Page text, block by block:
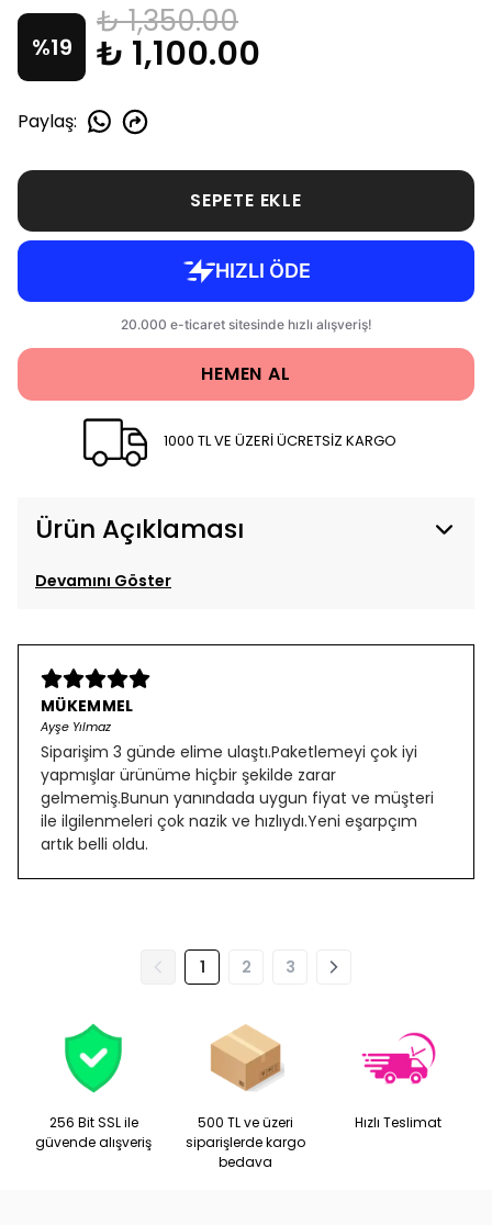
%19
₺ 1,350.00
₺ 1,100.00
Paylaş:
SEPETE EKLE
HEMEN AL
1000 TL VE ÜZERİ ÜCRETSİZ KARGO
Ürün Açıklaması
Devamını Göster
MÜKEMMEL
Ayşe Yılmaz
Siparişim 3 günde elime ulaştı.Paketlemeyi çok iyi
yapmışlar ürünüme hiçbir şekilde zarar
gelmemiş.Bunun yanındada uygun fiyat ve müşteri
ile ilgilenmeleri çok nazik ve hızlıydı.Yeni eşarpçım
artık belli oldu.
1 2 3
256 Bit SSL ile
güvende alışveriş
500 TL ve üzeri
siparişlerde kargo
bedava
Hızlı Teslimat